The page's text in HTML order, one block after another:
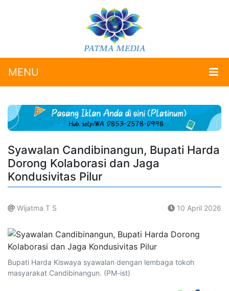
MENU
Syawalan Candibinangun, Bupati Harda
Dorong Kolaborasi dan Jaga
Kondusivitas Pilur
Wijatma T S 10 April 2026
Bupati Harda Kiswaya syawalan dengan lembaga tokoh
masyarakat Candibinangun. (PM-ist)